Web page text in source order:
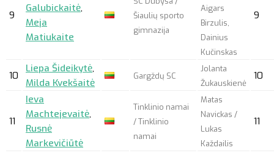
9
Galubickaitė,
Meja
Matiukaite
Šiaulių sporto
gimnazija
Aigars
Birzulis,
Dainius
Kučinskas
9
10
Liepa Šideikytė,
Milda Kvekšaitė
Gargždų SC
Jolanta
Žukauskienė
10
11
Ieva
Machtejevaitė,
Rusnė
Markevičiūtė
Tinklinio namai
/ Tinklinio
namai
Matas
Navickas /
Lukas
Každailis
11